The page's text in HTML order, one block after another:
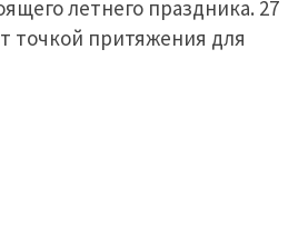
летнего праздника. 27
точкой притяжения для